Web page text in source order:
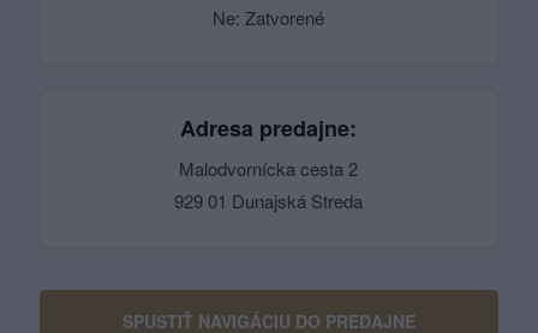
Ne: Zatvorené
Adresa predajne:
Malodvornícka cesta 2
929 01 Dunajská Streda
SPUSTIŤ NAVIGÁCIU DO PREDAJNE